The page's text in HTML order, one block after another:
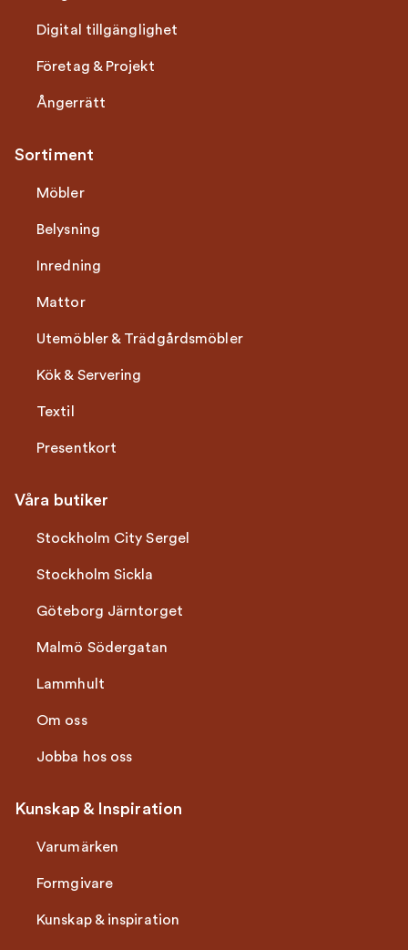
Digital tillgänglighet
Företag & Projekt
Ångerrätt
Sortiment
Möbler
Belysning
Inredning
Mattor
Utemöbler & Trädgårdsmöbler
Kök & Servering
Textil
Presentkort
Våra butiker
Stockholm City Sergel
Stockholm Sickla
Göteborg Järntorget
Malmö Södergatan
Lammhult
Om oss
Jobba hos oss
Kunskap & Inspiration
Varumärken
Formgivare
Kunskap & inspiration